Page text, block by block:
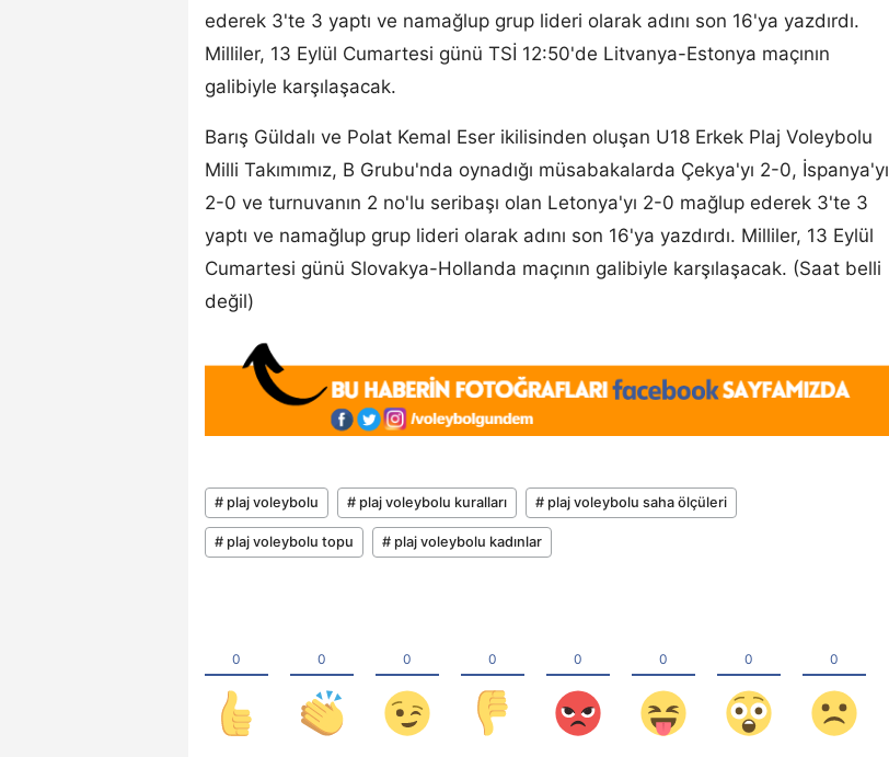
ederek 3'te 3 yaptı ve namağlup grup lideri olarak adını son 16'ya yazdırdı.
Milliler, 13 Eylül Cumartesi günü TSİ 12:50'de Litvanya-Estonya maçının
galibiyle karşılaşacak.
Barış Güldalı ve Polat Kemal Eser ikilisinden oluşan U18 Erkek Plaj Voleybolu
Milli Takımımız, B Grubu'nda oynadığı müsabakalarda Çekya'yı 2-0, İspanya'yı
2-0 ve turnuvanın 2 no'lu seribaşı olan Letonya'yı 2-0 mağlup ederek 3'te 3
yaptı ve namağlup grup lideri olarak adını son 16'ya yazdırdı. Milliler, 13 Eylül
Cumartesi günü Slovakya-Hollanda maçının galibiyle karşılaşacak. (Saat belli
değil)
# plaj voleybolu # plaj voleybolu kuralları # plaj voleybolu saha ölçüleri
# plaj voleybolu topu # plaj voleybolu kadınlar